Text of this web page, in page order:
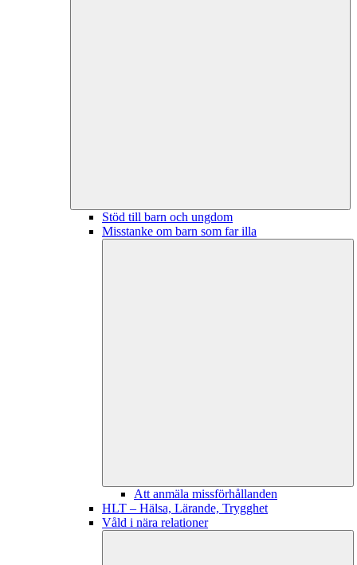
Stöd till barn och ungdom
Misstanke om barn som far illa
Att anmäla missförhållanden
HLT – Hälsa, Lärande, Trygghet
Våld i nära relationer